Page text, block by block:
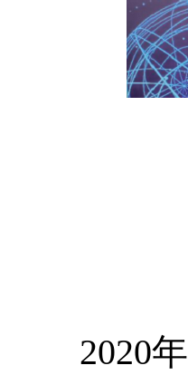
2020年